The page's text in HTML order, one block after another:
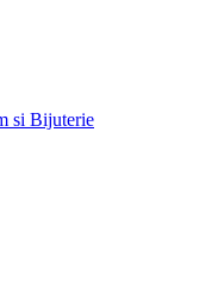
si Bijuterie